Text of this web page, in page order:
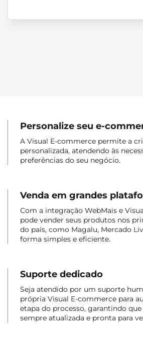
Personalize seu e-
A Visual E-commerce permite a
personalizada, atendendo às
preferências do seu negócio.
Venda em grandes
Com a integração WebMais e
pode vender seus produtos nos
do país, como Magalu, Mercado
forma simples e eficiente.
Suporte dedicado
Seja atendido por um suporte
própria Visual E-commerce para
etapa do processo, garantindo que
sempre atualizada e pronta para